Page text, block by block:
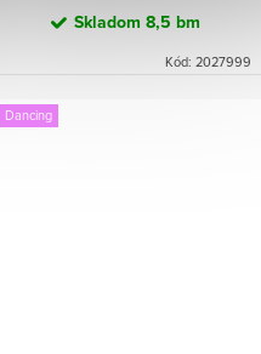
Skladom 8,5 bm
Kód: 2027999
Dancing